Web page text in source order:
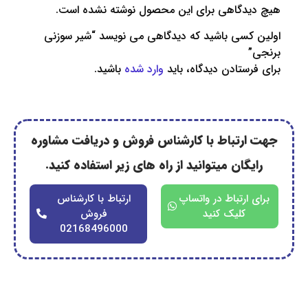
برای این محصول نوشته نشده است.
باشید که دیدگاهی می نویسد “شیر سوزنی
دیدگاه، باید وارد شدهباشید.
با کارشناس فروش و دریافت مشاوره
میتوانید از راه های زیر استفاده کنید.
ارتباط با کارشناس
02168496000
در واتساپ
کلیک کنید